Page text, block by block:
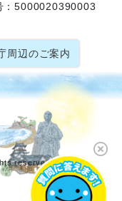
：5000020390003
周辺のご案内
reserved.